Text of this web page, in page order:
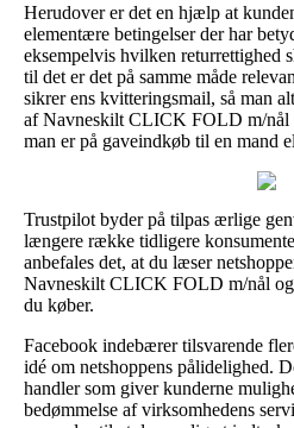
Herudover er det en hjælp at
elementære betingelser der har
eksempelvis hvilken returrettighed
til det er det på samme måde
sikrer ens kvitteringsmail, så man
af Navneskilt CLICK FOLD m/nål
man er på gaveindkøb til en mand
Trustpilot byder på tilpas ærlige
længere række tidligere
anbefales det, at du læser
Navneskilt CLICK FOLD m/nål
du køber.
Facebook indebærer tilsvarende
idé om netshoppens pålidelighed.
handler som giver kunderne
bedømmelse af virksomhedens